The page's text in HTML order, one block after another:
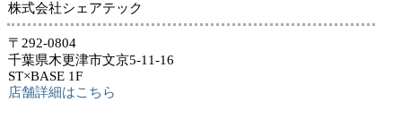
株式会社シェアテック
〒292-0804
千葉県木更津市文京5-11-16
ST×BASE 1F
店舗詳細はこちら